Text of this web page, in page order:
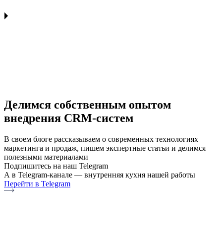
Делимся собственным опытом
внедрения CRM-систем
В своем блоге рассказываем о современных технологиях
маркетинга и продаж, пишем экспертные статьи и делимся
полезными материалами
Подпишитесь на наш Telegram
А в Telegram-канале — внутренняя кухня нашей работы
Перейти в Telegram